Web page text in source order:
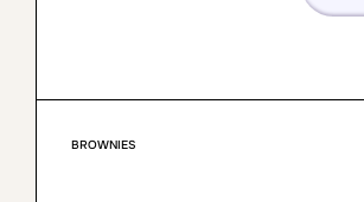
BROWNIES